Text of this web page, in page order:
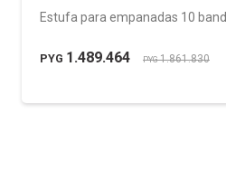
Estufa para empanadas 10
PYG 1.489.464 PYG1.861.830